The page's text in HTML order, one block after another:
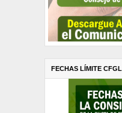
FECHAS LÍMITE CFGL